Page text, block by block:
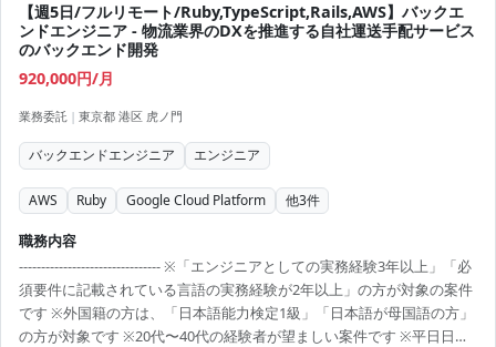
【週5日/フルリモート/Ruby,TypeScript,Rails,AWS】バックエ
ンドエンジニア - 物流業界のDXを推進する自社運送手配サービス
のバックエンド開発
920,000円/月
業務委託 | 東京都 港区 虎ノ門
バックエンドエンジニア エンジニア
AWS Ruby Google Cloud Platform 他3件
職務内容
-------------------------------- ※「エンジニアとしての実務経験3年以上」「必
須要件に記載されている言語の実務経験が2年以上」の方が対象の案件
です ※外国籍の方は、「日本語能力検定1級」「日本語が母国語の方」
の方が対象です ※20代〜40代の経験者が望ましい案件です ※平日日中